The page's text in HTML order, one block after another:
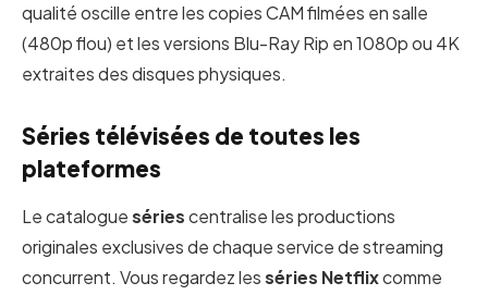
qualité oscille entre les copies CAM filmées en salle
(480p flou) et les versions Blu-Ray Rip en 1080p ou 4K
extraites des disques physiques.
Séries télévisées de toutes les
plateformes
Le cataloguesériescentralise les productions
originales exclusives de chaque service de streaming
concurrent. Vous regardez lesséries Netflixcomme